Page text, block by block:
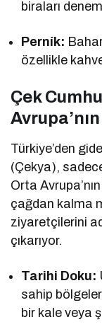
biraları
Perník:
özellikle
Çek
Türkiye’den
(Çekya),
Orta
çağdan kalma
ziyaretçilerini
çıkarıyor.
Tarihi Doku:
sahip
bir kale veya